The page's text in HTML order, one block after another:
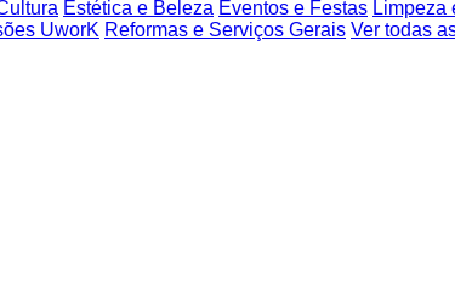
Estética e Beleza Eventos e Festas Limpeza
UworK Reformas e Serviços Gerais Ver todas